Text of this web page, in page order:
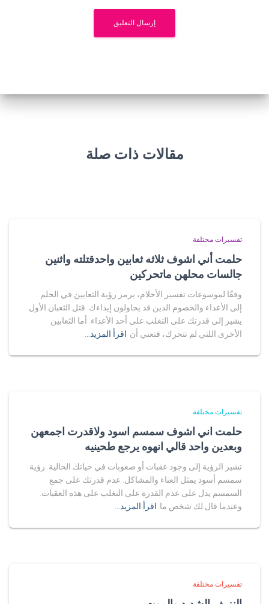
مقالات ذات صلة
تفسيرات مختلفة
حلمت أني اشوف ثلاثه ثعابين واحدقتلته واثنين
جالسات محلهن ماتحركين
وفقًا لموسوعات تفسير الأحلام، يرمز رؤية الثعابين في الحلم
إلى الأعداء والخصوم الذين قد يحاولون إيذاءك. قتل الثعبان الأول
يشير إلى قدرتك على التغلب على أحد الأعداء. أما الثعابين
الأخرى اللتي لم تتحرك، فتعني أن اقرأ المزيد…
تفسيرات مختلفة
حلمت اني اشوف سمسم اسود ولاقدرت اجمعهن
وبعدين واحد قالي انهوه يرجع طحينيه
تشير الرؤية إلى وجود عقبات أو صعوبات في حياتك الحالية. رؤية
سمسم أسود يمثل العناء والمشاكل. عدم قدرتك على جمع
السمسم يدل على عدم القدرة على التغلب على هذه العقبات.
وعندما قال لك شخص ما اقرأ المزيد…
تفسيرات مختلفة